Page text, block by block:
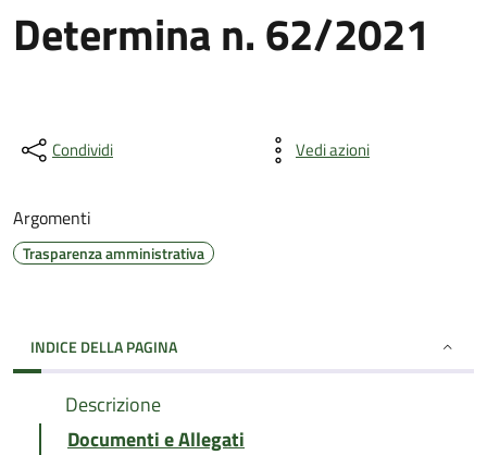
Determina n. 62/2021
Condividi Vedi azioni
Argomenti
Trasparenza amministrativa
INDICE DELLA PAGINA
Descrizione
Documenti e Allegati